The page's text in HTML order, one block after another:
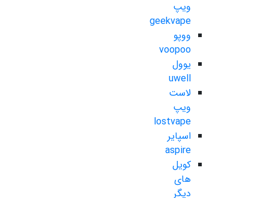
ویپ
geekvape
ووپو
voopoo
یوول
uwell
لاست
ویپ
lostvape
اسپایر
aspire
کویل
های
دیگر